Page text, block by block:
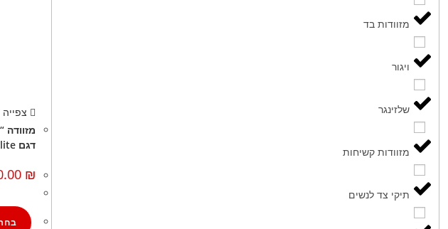
מזוודות בד
ויגור
שלזינגר
מזוודות קשיחות
תיקי צד לנשים
דגם cosmolite
₪